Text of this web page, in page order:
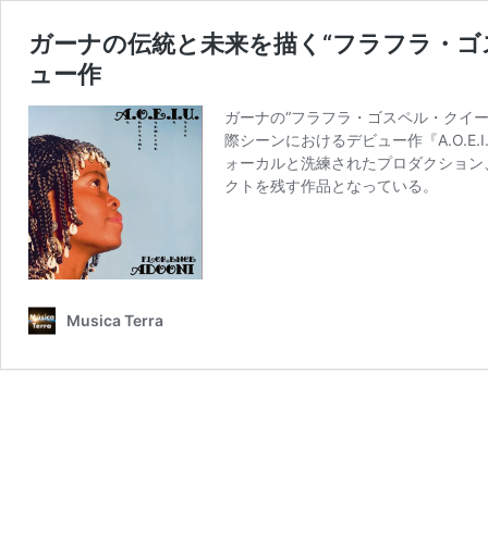
ガーナの伝統と未来を描く“フラフラ・
ュー作
ガーナの“フラフラ・ゴスペル・クイ
際シーンにおけるデビュー作『
ォーカルと洗練されたプロダクショ
クトを残す作品となっている。
Musica Terra